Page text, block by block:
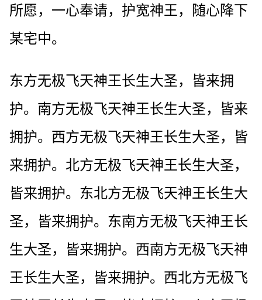
所愿，一心奉请，护宽神王，随心降下
某宅中。
东方无极飞天神王长生大圣，皆来拥
护。南方无极飞天神王长生大圣，皆来
拥护。西方无极飞天神王长生大圣，皆
来拥护。北方无极飞天神王长生大圣，
皆来拥护。东北方无极飞天神王长生大
圣，皆来拥护。东南方无极飞天神王长
生大圣，皆来拥护。西南方无极飞天神
王长生大圣，皆来拥护。西北方无极飞